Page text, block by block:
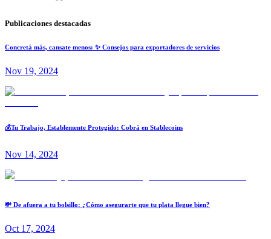
Publicaciones destacadas
Concretá más, cansate menos: ✨ Consejos para exportadores de servicios
Nov 19, 2024
💰Tu Trabajo, Establemente Protegido: Cobrá en Stablecoins
Nov 14, 2024
💸 De afuera a tu bolsillo: ¿Cómo asegurarte que tu plata llegue bien?
Oct 17, 2024